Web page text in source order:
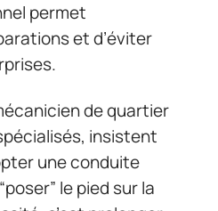
permet
et d’éviter
de quartier
insistent
une conduite
le pied sur la